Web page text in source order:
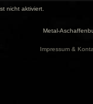
nicht aktiviert.
Metal-
Impressum &